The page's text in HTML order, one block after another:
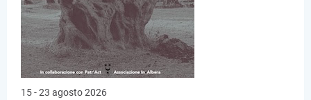
15 - 23 agosto 2026